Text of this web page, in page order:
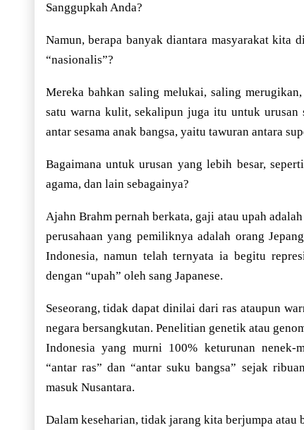
Sanggupkah Anda?
Namun, berapa banyak diantara masyarakat kita
“nasionalis”?
Mereka bahkan saling melukai, saling
satu warna kulit, sekalipun juga itu untuk urusan
antar sesama anak bangsa, yaitu tawuran antara
Bagaimana untuk urusan yang lebih besar,
agama, dan lain sebagainya?
Ajahn Brahm pernah berkata, gaji atau upah
perusahaan yang pemiliknya adalah orang
Indonesia, namun telah ternyata ia begitu
dengan “upah” oleh sang Japanese.
Seseorang, tidak dapat dinilai dari ras ataupun
negara bersangkutan. Penelitian genetik atau
Indonesia yang murni 100% keturunan nenek-
“antar ras” dan “antar suku bangsa” sejak
masuk Nusantara.
Dalam keseharian, tidak jarang kita berjumpa